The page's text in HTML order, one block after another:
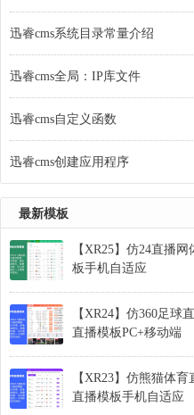
迅睿cms系统目录常量介绍
迅睿cms全局：IP库文件
迅睿cms自定义函数
迅睿cms创建应用程序
最新模板
【XR25】仿24直播
板手机自适应
【XR24】仿360足球
直播模板PC+移动端
【XR23】仿熊猫体
直播模板手机自适应